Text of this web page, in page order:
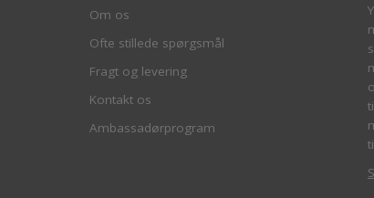
Om os
Ofte stillede spørgsmål
Fragt og levering
Kontakt os
Ambassadørprogram